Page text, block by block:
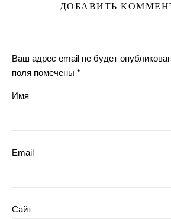
ДОБАВИТЬ
Ваш адрес email не будет
поля помечены *
Имя
Email
Сайт